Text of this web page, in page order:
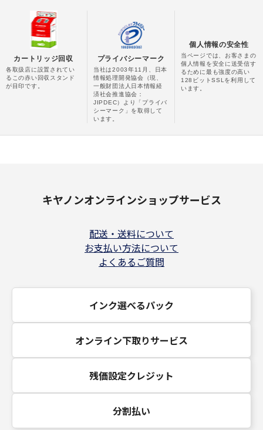
カートリッジ回収
各取扱店に設置されてい
るこの赤い回収スタンド
が目印です。
プライバシーマーク
当社は2003年11月、日本
情報処理開発協会（現、
一般財団法人日本情報経
済社会推進協会：
JIPDEC）より「プライバ
シーマーク」を取得して
います。
個人情報の安全性
当ページでは、お客さまの
個人情報を安全に送受信す
るために最も強度の高い
128ビットSSLを利用して
います。
キヤノンオンラインショップサービス
配送・送料について
お支払い方法について
よくあるご質問
インク選べるパック
オンライン下取りサービス
残価設定クレジット
分割払い